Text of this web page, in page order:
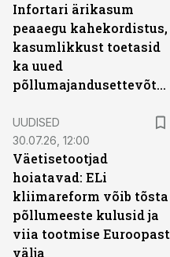
Infortari ärikasum
peaaegu kahekordistus,
kasumlikkust toetasid
ka uued
põllumajandusettevõtted
UUDISED
30.07.26, 12:00
Väetisetootjad
hoiatavad: ELi
kliimareform võib tõsta
põllumeeste kulusid ja
viia tootmise Euroopast
välja